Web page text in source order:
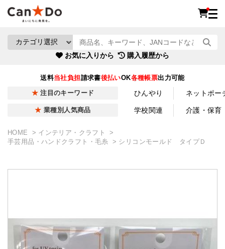
お気に入りから 購入履歴から
送料当社負担請求書後払いOK各種帳票出力可能
注目のキーワード ひんやり ネットポー
業種別人気商品 学校関連 介護・保育
HOME
インテリア・クラフト
手芸用品・ハンドクラフト・毛糸
シリコンモールド タイプＤ